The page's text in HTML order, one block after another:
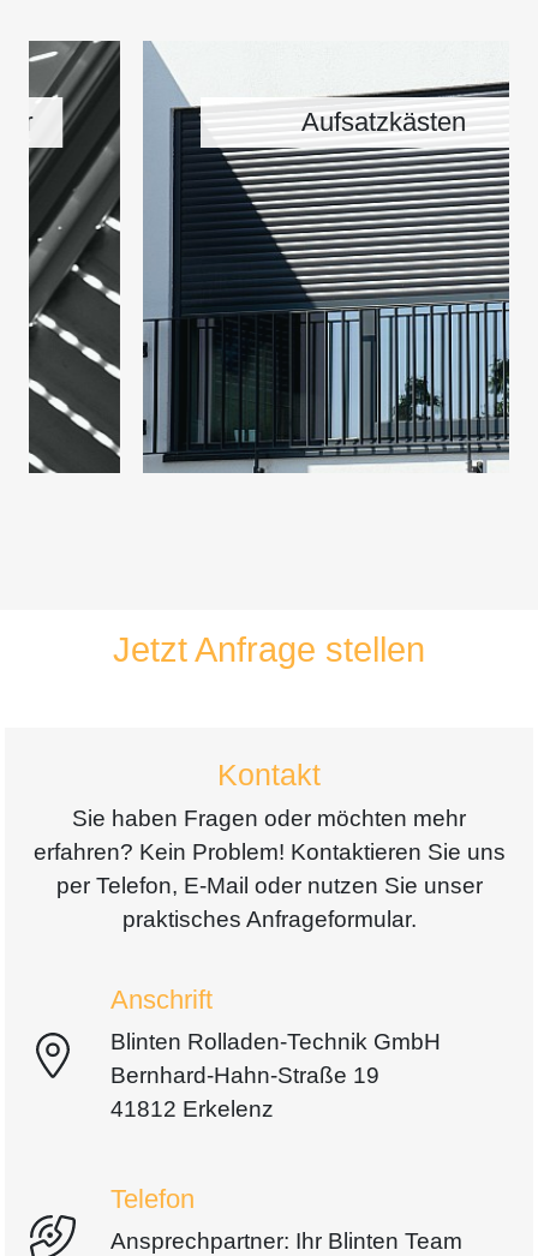
Aufsatzkästen
Jetzt Anfrage stellen
Kontakt
Sie haben Fragen oder möchten mehr
erfahren? Kein Problem! Kontaktieren Sie uns
per Telefon, E-Mail oder nutzen Sie unser
praktisches Anfrageformular.
Anschrift
Blinten Rolladen-Technik GmbH
Bernhard-Hahn-Straße 19
41812 Erkelenz
Telefon
Ansprechpartner: Ihr Blinten Team